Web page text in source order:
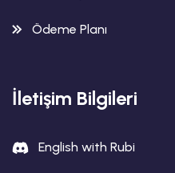
Ödeme Planı
İletişim Bilgileri
English with Rubi